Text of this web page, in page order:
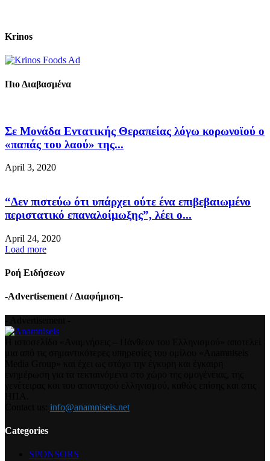
Krinos
Πιο Διαβασμένα
Σε Μονάδα Εντατικής Θεραπείας λόγω κορωνοϊού ο
«παπάς του λαού» της...
April 3, 2020
“Δεν πιστεύω ότι υπάρχει ούτε ένα επιβεβαιωμένο
περιστατικό επαναλοίμωξης”, λέει ο...
April 24, 2020
Load more
Ροή Ειδήσεων
-Advertisement / Διαφήμιση-
info@anamniseis.net
Categories
SPONSORS